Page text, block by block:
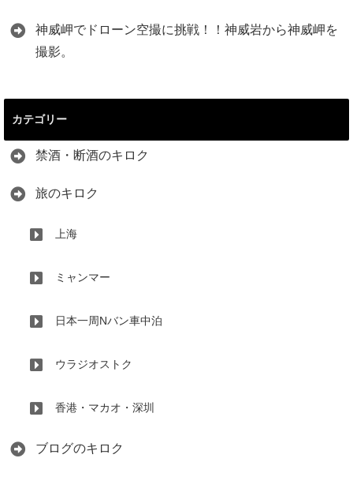
神威岬でドローン空撮に挑戦！！神威岩から神威岬を
撮影。
カテゴリー
禁酒・断酒のキロク
旅のキロク
上海
ミャンマー
日本一周Nバン車中泊
ウラジオストク
香港・マカオ・深圳
ブログのキロク